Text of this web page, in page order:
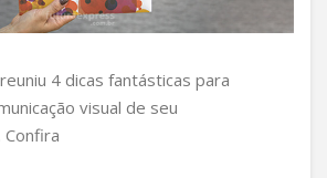
4 dicas fantásticas para
visual de seu